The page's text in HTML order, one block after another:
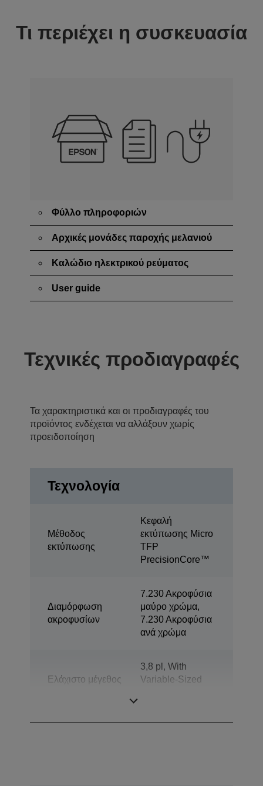
Τι περιέχει η συσκευασία
Φύλλο πληροφοριών
Αρχικές μονάδες παροχής μελανιού
Καλώδιο ηλεκτρικού ρεύματος
User guide
Τεχνικές προδιαγραφές
Τα χαρακτηριστικά και οι προδιαγραφές του
προϊόντος ενδέχεται να αλλάξουν χωρίς
προειδοποίηση
Τεχνολογία
Μέθοδος
εκτύπωσης
Κεφαλή
εκτύπωσης Micro
TFP
PrecisionCore™
Διαμόρφωση
ακροφυσίων
7.230 Ακροφύσια
μαύρο χρώμα,
7.230 Ακροφύσια
ανά χρώμα
Ελάχιστο μέγεθος
3,8 pl, With
Variable-Sized